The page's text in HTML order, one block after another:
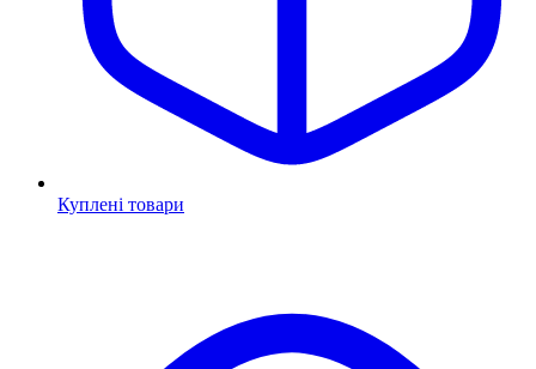
Куплені товари